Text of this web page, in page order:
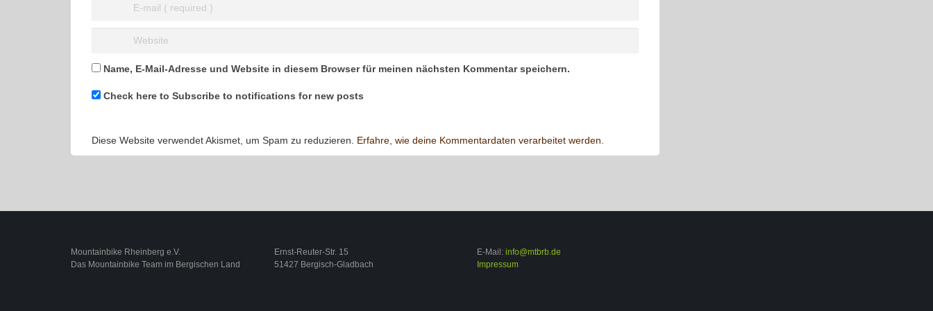
Name, E-Mail-Adresse und Website in diesem Browser für meinen nächsten Kommentar speichern.
Check here to Subscribe to notifications for new posts
Diese Website verwendet Akismet, um Spam zu reduzieren. Erfahre, wie deine Kommentardaten verarbeitet werden.
Mountainbike Rheinberg e.V.
Das Mountainbike Team im Bergischen Land
Ernst-Reuter-Str. 15
51427 Bergisch-Gladbach
E-Mail: info@mtbrb.de
Impressum